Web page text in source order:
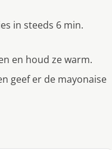
in steeds 6 min.
en houd ze warm.
geef er de mayonaise